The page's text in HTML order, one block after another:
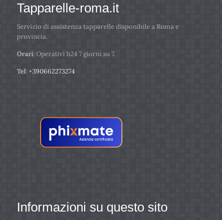
Tapparelle-roma.it
Servizio di assistenza tapparelle disponibile a Roma e
provincia.
Orari: Operativi h24 7 giorni su 7.
Tel:+390662273274
Informazioni su questo sito